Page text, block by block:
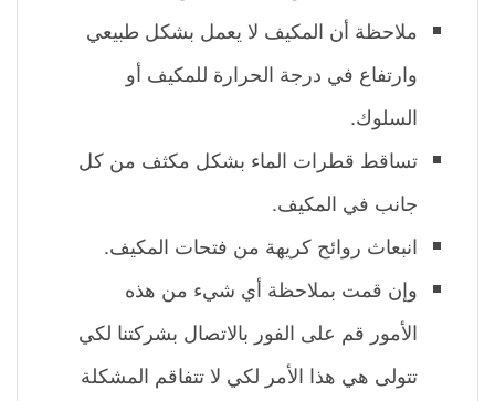
ملاحظة أن المكيف لا يعمل بشكل طبيعي
وارتفاع في درجة الحرارة للمكيف أو
السلوك.
تساقط قطرات الماء بشكل مكثف من كل
جانب في المكيف.
انبعاث روائح كريهة من فتحات المكيف.
وإن قمت بملاحظة أي شيء من هذه
الأمور قم على الفور بالاتصال بشركتنا لكي
تتولى هي هذا الأمر لكي لا تتفاقم المشكلة